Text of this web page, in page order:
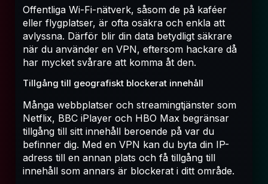
Offentliga Wi-Fi-nätverk, såsom de på kaféer
eller flygplatser, är ofta osäkra och enkla att
avlyssna. Därför blir din data betydligt säkrare
när du använder en VPN, eftersom hackare då
har mycket svårare att komma åt den.
Tillgång till geografiskt blockerat innehåll
Många webbplatser och streamingtjänster som
Netflix, BBC iPlayer och HBO Max begränsar
tillgång till sitt innehåll beroende på var du
befinner dig. Med en VPN kan du byta din IP-
adress till en annan plats och få tillgång till
innehåll som annars är blockerat i ditt område.